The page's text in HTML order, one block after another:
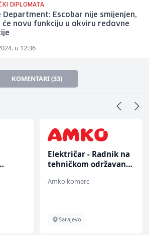
DIPLOMATA
Department: Escobar nije smijenjen,
će novu funkciju u okviru redovne
u 12:36
KOMENTARI (33)
Električar - Radnik na
tehničkom održavanju
Amko komerc
Sarajevo